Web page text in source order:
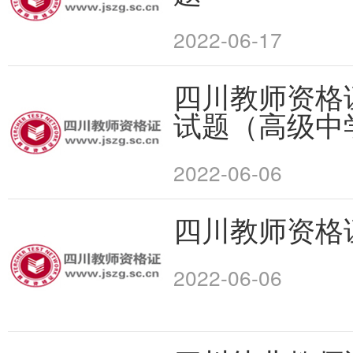
2022-06-17
四川教师资
试题（高级中
2022-06-06
四川教师资
2022-06-06